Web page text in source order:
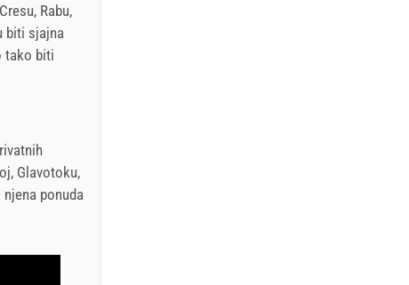
Rabu,
biti sjajna
tako biti
Glavotoku,
ponuda